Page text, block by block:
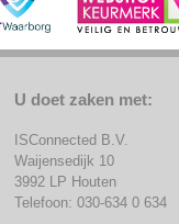
U doet zaken met:
ISConnected B.V.
Waijensedijk 10
3992 LP Houten
Telefoon: 030-634 0 634